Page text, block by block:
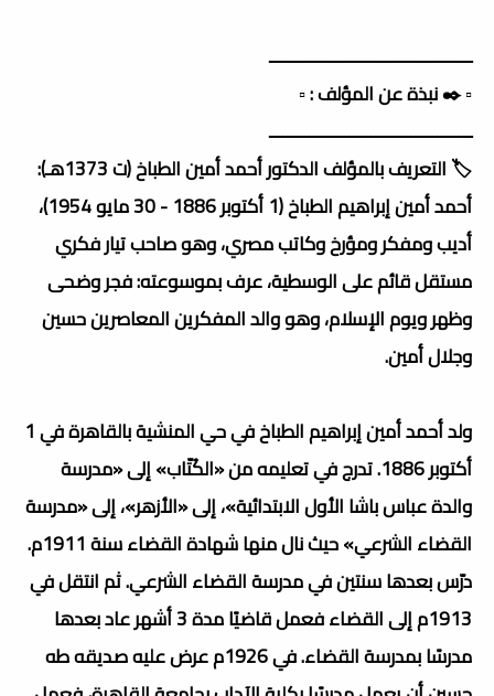
ــــــــــــــــــــــــــــــــــــــــــــــ
▫️ ✒️ نبذة عن المؤلف : ▫️
ــــــــــــــــــــــــــــــــــــــــــــــ
🏷️ التعريف بالمؤلف الدكتور أحمد أمين الطباخ (ت 1373هـ):
أحمد أمين إبراهيم الطباخ (1 أكتوبر 1886 - 30 مايو 1954)،
أديب ومفكر ومؤرخ وكاتب مصري، وهو صاحب تيار فكري
مستقل قائم على الوسطية، عرف بموسوعته: فجر وضحى
وظهر ويوم الإسلام، وهو والد المفكرين المعاصرين حسين
وجلال أمين.
ولد أحمد أمين إبراهيم الطباخ في حي المنشية بالقاهرة في 1
أكتوبر 1886. تدرج في تعليمه من «الكُتّاب» إلى «مدرسة
والدة عباس باشا الأول الابتدائية»، إلى «الأزهر»، إلى «مدرسة
القضاء الشرعي» حيث نال منها شهادة القضاء سنة 1911م.
درّس بعدها سنتين في مدرسة القضاء الشرعي. ثم انتقل في
1913م إلى القضاء فعمل قاضيًا مدة 3 أشهر عاد بعدها
مدرسًا بمدرسة القضاء. في 1926م عرض عليه صديقه طه